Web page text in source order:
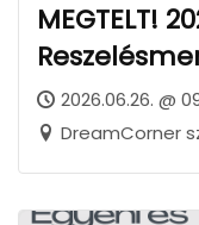
MEGTELT!
kiscsoportos
2026.06.26. @
DreamCorner